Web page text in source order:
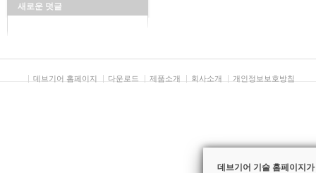
새로운 덧글
데브기어 홈페이지 다운로드 제품소개 회사소개 개인정보보호방침
데브기어 기술 홈페이지